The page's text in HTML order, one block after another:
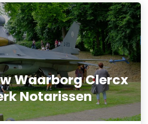
Waarborg Clercx
Notarissen